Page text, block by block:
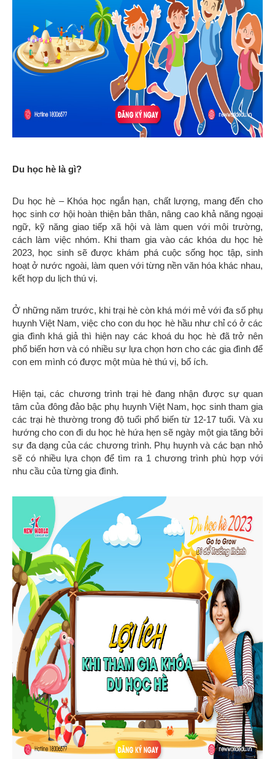
Du học hè là gì?
Du học hè – Khóa học ngắn hạn, chất lượng, mang đến cho
học sinh cơ hội hoàn thiện bản thân, nâng cao khả năng ngoại
ngữ, kỹ năng giao tiếp xã hội và làm quen với môi trường,
cách làm việc nhóm. Khi tham gia vào các khóa du học hè
2023, học sinh sẽ được khám phá cuộc sống học tập, sinh
hoạt ở nước ngoài, làm quen với từng nền văn hóa khác nhau,
kết hợp du lịch thú vị.
Ở những năm trước, khi trại hè còn khá mới mẻ với đa số phụ
huynh Việt Nam, việc cho con du học hè hầu như chỉ có ở các
gia đình khá giả thì hiện nay các khoá du học hè đã trở nên
phổ biến hơn và có nhiều sự lựa chọn hơn cho các gia đình để
con em mình có được một mùa hè thú vị, bổ ích.
Hiện tại, các chương trình trại hè đang nhận được sự quan
tâm của đông đảo bậc phụ huynh Việt Nam, học sinh tham gia
các trại hè thường trong độ tuổi phổ biến từ 12-17 tuổi. Và xu
hướng cho con đi du học hè hứa hẹn sẽ ngày một gia tăng bởi
sự đa dạng của các chương trình. Phụ huynh và các bạn nhỏ
sẽ có nhiều lựa chọn để tìm ra 1 chương trình phù hợp với
nhu cầu của từng gia đình.